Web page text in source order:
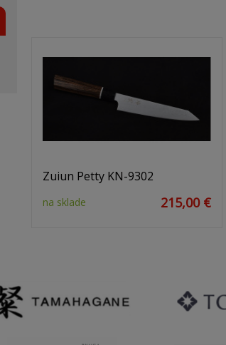
Zuiun Petty KN-9302
na sklade 215,00 €